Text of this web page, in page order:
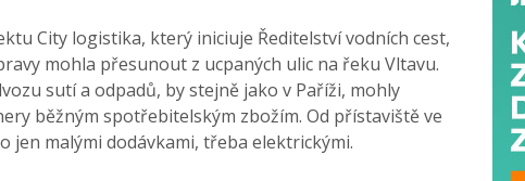
City logistika, který iniciuje Ředitelství vodních cest,
mohla přesunout z ucpaných ulic na řeku Vltavu.
sutí a odpadů, by stejně jako v Paříži, mohly
běžným spotřebitelským zbožím. Od přístaviště ve
jen malými dodávkami, třeba elektrickými.